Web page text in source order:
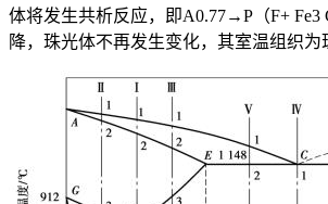
体将发生共析反应，即A0.77→P（F+ Fe3
降，珠光体不再发生变化，其室温组织为